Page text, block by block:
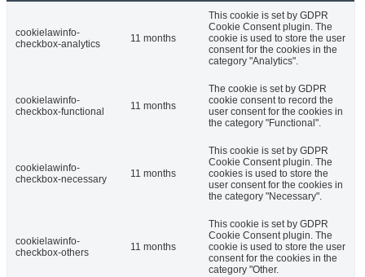
cookielawinfo-
checkbox-analytics
11 months
This cookie is set by GDPR
Cookie Consent plugin. The
cookie is used to store the user
consent for the cookies in the
category "Analytics".
cookielawinfo-
checkbox-functional
11 months
The cookie is set by GDPR
cookie consent to record the
user consent for the cookies in
the category "Functional".
cookielawinfo-
checkbox-necessary
11 months
This cookie is set by GDPR
Cookie Consent plugin. The
cookies is used to store the
user consent for the cookies in
the category "Necessary".
cookielawinfo-
checkbox-others
11 months
This cookie is set by GDPR
Cookie Consent plugin. The
cookie is used to store the user
consent for the cookies in the
category "Other.